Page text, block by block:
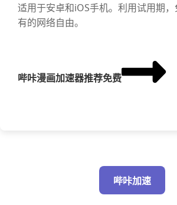
适用于安卓和iOS手机。利用试用期
有的网络自由。
哔咔漫画加速器推荐免费
哔咔加速